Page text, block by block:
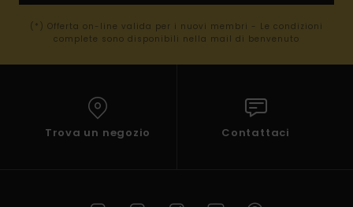
(*) Offerta on-line valida per i nuovi membri - Le condizioni
complete sono disponibili nella mail di benvenuto
Trova un negozio Contattaci